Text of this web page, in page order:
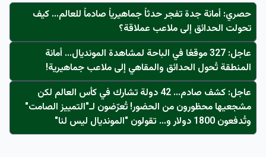
حصري: أمانة جدة تفجر حدثاً جماهيرياً صادماً للعالم… كيف
تحولت الحدائق إلى ملاعب عملاقة؟
عاجل: 327 موقعًا في الباحة لمشاهدة المونديال… أمانة
المنطقة تُحول الحدائق والمقاهي إلى ملاعب جماهيرية!
عاجل: كشف صادم… 42 دولة تشارك في كأس العالم لكن
مشجعيها محظورون من الحضور! تُعرّضون لـ"التمييز الصامت"
وتُدفعون 1800 دولار و… تقولون "المونديال ليس لنا"